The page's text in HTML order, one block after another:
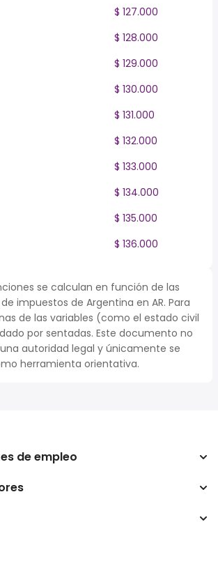
$ 127.000
$ 128.000
$ 129.000
$ 130.000
$ 131.000
$ 132.000
$ 133.000
$ 134.000
$ 135.000
$ 136.000
se calculan en función de las
impuestos de Argentina en AR. Para
de las variables (como el estado civil
por sentadas. Este documento no
autoridad legal y únicamente se
herramienta orientativa.
de empleo